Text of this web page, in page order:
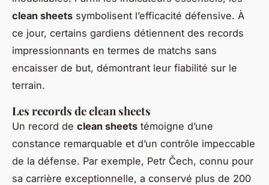
clean sheets symbolisent l’efficacité défensive. À
ce jour, certains gardiens détiennent des records
impressionnants en termes de matchs sans
encaisser de but, démontrant leur fiabilité sur le
terrain.
Les records de clean sheets
Un record de clean sheets témoigne d’une
constance remarquable et d’un contrôle impeccable
de la défense. Par exemple, Petr Čech, connu pour
sa carrière exceptionnelle, a conservé plus de 200